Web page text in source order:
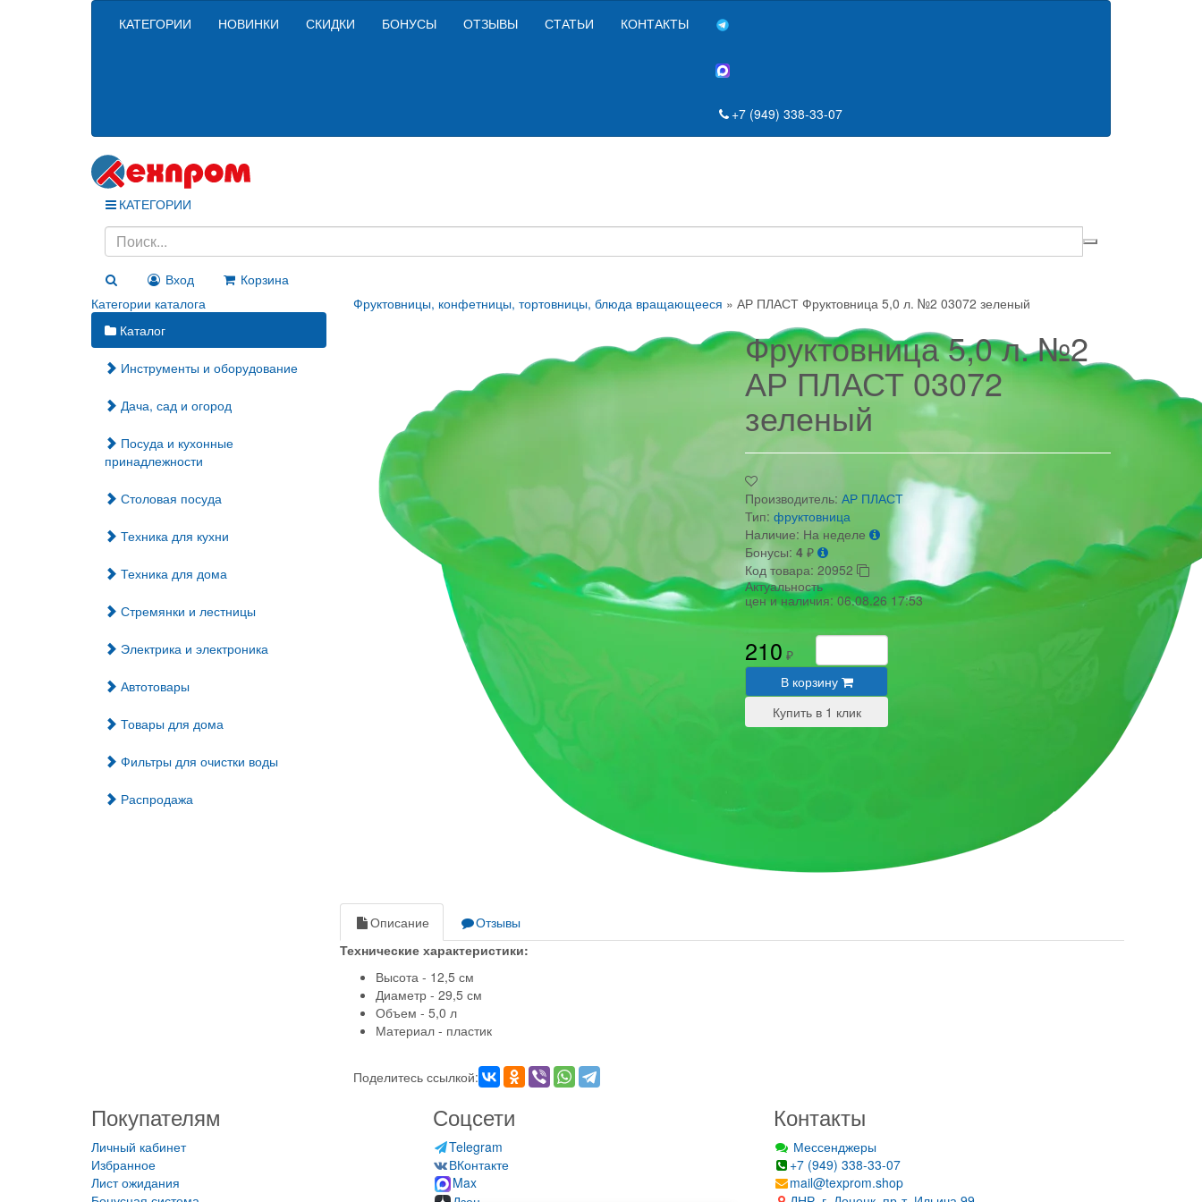
КАТЕГОРИИ НОВИНКИ СКИДКИ БОНУСЫ ОТЗЫВЫ СТАТЬИ КОНТАКТЫ
+7 (949) 338-33-07
КАТЕГОРИИ
Вход
Корзина
Категории каталога
Каталог
Инструменты и оборудование
Дача, сад и огород
Посуда и кухонные
принадлежности
Столовая посуда
Техника для кухни
Техника для дома
Стремянки и лестницы
Электрика и электроника
Автотовары
Товары для дома
Фильтры для очистки воды
Распродажа
Фруктовницы, конфетницы, тортовницы, блюда вращающееся » АР ПЛАСТ Фруктовница 5,0 л. №2 03072 зеленый
Фруктовница 5,0 л. №2
АР ПЛАСТ 03072
зеленый
Производитель: АР ПЛАСТ
Тип: фруктовница
Наличие: На неделе
Бонусы: 4 ₽
Код товара: 20952
Актуальность
цен и наличия:06.08.26 17:53
210 ₽
В корзину
Описание
Отзывы
Технические характеристики:
Высота - 12,5 см
Диаметр - 29,5 см
Объем - 5,0 л
Материал - пластик
Поделитесь ссылкой:
Покупателям
Личный кабинет
Избранное
Лист ожидания
Соцсети
Telegram
ВКонтакте
Max
Контакты
Мессенджеры
+7 (949) 338-33-07
mail@texprom.shop